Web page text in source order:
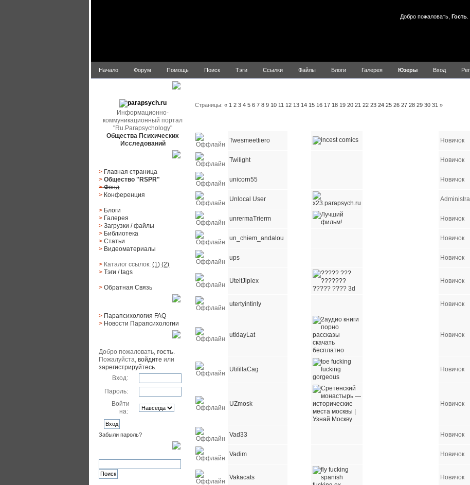
Добро пожаловать, Гость
Начало Форум Помощь Поиск Тэги Ссылки Файлы Блоги Галерея Юзеры Вход
Информационно-
коммуникационный портал
"Ru.Parapsychology"
Общества Психических
Исследований
> Главная страница
> Общество "RSPR"
> Фонд
> Конференция
> Блоги
> Галерея
> Загрузки/файлы
> Библиотека
> Статьи
> Видеоматериалы
> Каталог ссылок:(1) (2)
> Тэги/ tags
> Обратная Cвязь
> Парапсихология FAQ
> Новости Парапсихологии
Добро пожаловать,гость.
Пожалуйста,войдите или
зарегистрируйтесь.
Вход:
Пароль:
Войти
на:
Забыли пароль?
Страницы:« 1 2 3 4 5 6 7 8 9 10 11 12 13 14 15 16 17 18 19 20 21 22 23 24 25 26 27 28 29 30 31 »
Twesmeettiero Новичок
Twilight Новичок
unicorn55 Новичок
Unlocal User
unrermaTrierm Новичок
un_chiem_andalou Новичок
ups Новичок
UteltJiplex Новичок
utertyintinly Новичок
utidayLat Новичок
UtifillaCag Новичок
UZmosk Новичок
Vad33 Новичок
Vadim Новичок
Vakacats Новичок